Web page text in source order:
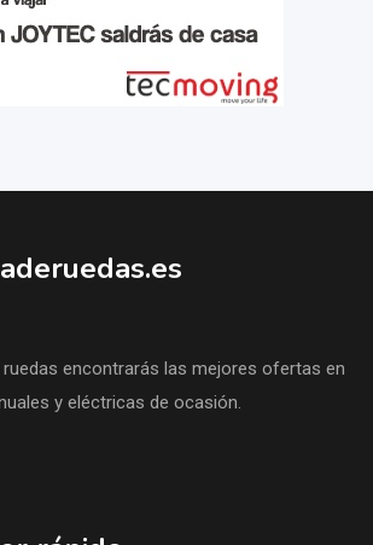
ruedas encontrarás las mejores ofertas en
y eléctricas de ocasión.